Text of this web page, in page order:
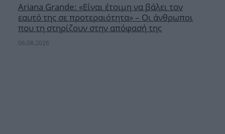
Ariana Grande: «Είναι έτοιμη να βάλει τον
εαυτό της σε προτεραιότητα» – Οι άνθρωποι
που τη στηρίζουν στην απόφασή της
06.08.2026